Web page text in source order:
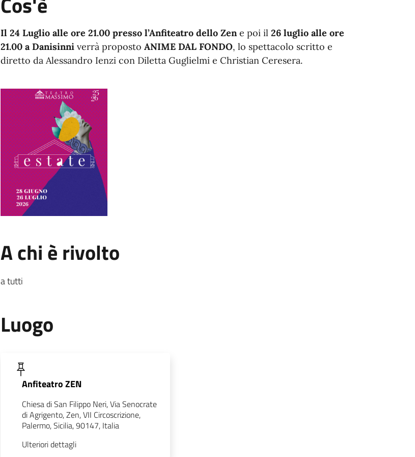
Il 24 Luglio alle ore 21.00 presso l’Anfiteatro dello Zene poi il 26 luglio alle ore
21.00 a Danisinni verrà proposto ANIME DAL FONDO, lo spettacolo scritto e
diretto da Alessandro Ienzi con Diletta Guglielmi e Christian Ceresera.
A chi è rivolto
a tutti
Luogo
Anfiteatro ZEN
Chiesa di San Filippo Neri, Via Senocrate
di Agrigento, Zen, VII Circoscrizione,
Palermo, Sicilia, 90147, Italia
Ulteriori dettagli